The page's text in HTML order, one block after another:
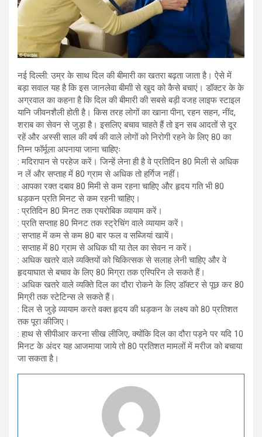
नई दिल्ली: उम्र के साथ दिल की बीमारी का खतरा बढ़ता जाता है। ऐसे में
बड़ा सवाल यह है कि इस जानलेवा बीमाी से खुद को कैसे बचाएं। डॉक्टर के के
अग्रवाल का कहना है कि दिल की बीमारी की सबसे बड़ी वजह लाइफ स्टाइल
यानि जीवनशैली होती है। किस तरह लोगों का खाना पीना, रहन सहन, नींद,
शराब का सेवन से जुड़ा है। इसलिए बचाव चाहते हैं तो इन सब आदतों से दूर
रहें और अस्सी साल की वर्ष की वाले लोगों को निरोगी रहने के लिए 80 का
निम्न फॉर्मूला अपनाया जाना चाहिएः
: मदिरापान से परहेज करें। जिन्हें लेना ही है वे प्रतिदिन 80 मिली से अधिक
न लें और सप्ताह में 80 ग्राम से अधिक तो हर्गिज नहीं।
: आपका रक्त दबाव 80 मिमी से कम रहना चाहिए और हृदय गति भी 80
धड़कन प्रति मिनट से कम रहनी चाहिए।
: प्रतिदिन 80 मिनट तक एयरोबिक व्यायाम करें।
: प्रति सप्ताह 80 मिनट तक स्ट्रेचिंग वाले व्यायाम करें।
: सप्ताह में कम से कम 80 बार फल व सब्जियां खायें।
: सप्ताह में 80 ग्राम से अधिक घी या तेल का सेवन न करें।
: अधिक खतरे वाले व्यक्तियों को चिकित्सक से सलाह लेनी चाहिए और वे
हृदयाघात से बचाव के लिए 80 मिग्रा तक एस्पिरिन ले सकते हैं।
: अधिक खतरे वाले व्यक्तिे दिल का दौरा रोकने के लिए डाॅक्टर से पूछ कर 80
मिग्री तक स्टेटिन्स ले सकते हैं।
: दिल से जुड़े व्यायाम करते वक्त हृदय की धड़कन के लक्ष्य को 80 प्रतिशत
तक पूरा कीजिए।
: हाथ से सीपीआर करना सीख लीजिए, क्योंकि दिल का दौरा पड़ने पर यदि 10
मिनट के अंदर यह आजमाया जाये तो 80 प्रतिशत मामलों में मरीज को बचाया
जा सकता है।